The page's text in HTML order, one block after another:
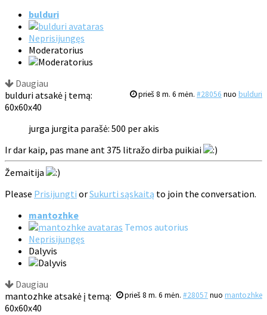
bulduri
Neprisijungęs
Moderatorius
Daugiau
prieš 8 m. 6 mėn. #28056 nuo bulduri
bulduri atsakė į temą:
60x60x40
jurga jurgita parašė: 500 per akis
Ir dar kaip, pas mane ant 375 litražo dirba puikiai
Žemaitija
Please Prisijungti orSukurti sąskaitą to join the conversation.
mantozhke
Temos autorius
Neprisijungęs
Dalyvis
Daugiau
prieš 8 m. 6 mėn. #28057 nuo mantozhke
mantozhke atsakė į temą:
60x60x40